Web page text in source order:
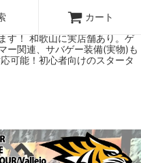
ラインショップです！ ウォー
へ！ボードゲームもメジャーど
す！ 和歌山に実店舗あり。ゲ
ー関連、サバゲー装備(実物)も
可能！初心者向けのスタータ
カート